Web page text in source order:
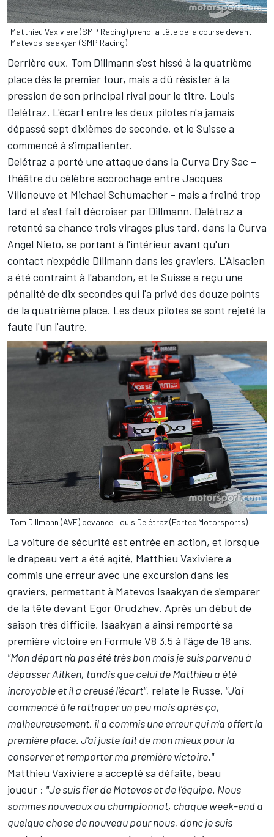
Matthieu Vaxiviere (SMP Racing) prend la tête de la course devant
Matevos Isaakyan (SMP Racing)
Derrière eux, Tom Dillmann s'est hissé à la quatrième
place dès le premier tour, mais a dû résister à la
pression de son principal rival pour le titre, Louis
Delétraz. L'écart entre les deux pilotes n'a jamais
dépassé sept dixièmes de seconde, et le Suisse a
commencé à s'impatienter.
Delétraz a porté une attaque dans la Curva Dry Sac –
théâtre du célèbre accrochage entre Jacques
Villeneuve et Michael Schumacher – mais a freiné trop
tard et s'est fait décroiser par Dillmann. Delétraz a
retenté sa chance trois virages plus tard, dans la Curva
Angel Nieto, se portant à l'intérieur avant qu'un
contact n'expédie Dillmann dans les graviers. L'Alsacien
a été contraint à l'abandon, et le Suisse a reçu une
pénalité de dix secondes qui l'a privé des douze points
de la quatrième place. Les deux pilotes se sont rejeté la
faute l'un l'autre.
Tom Dillmann (AVF) devance Louis Delétraz (Fortec Motorsports)
La voiture de sécurité est entrée en action, et lorsque
le drapeau vert a été agité, Matthieu Vaxiviere a
commis une erreur avec une excursion dans les
graviers, permettant à Matevos Isaakyan de s'emparer
de la tête devant Egor Orudzhev. Après un début de
saison très difficile, Isaakyan a ainsi remporté sa
première victoire en Formule V8 3.5 à l'âge de 18 ans.
"Mon départ n'a pas été très bon mais je suis parvenu à
dépasser Aitken, tandis que celui de Matthieu a été
incroyable et il a creusé l'écart", relate le Russe. "J'ai
commencé à le rattraper un peu mais après ça,
malheureusement, il a commis une erreur qui m'a offert la
première place. J'ai juste fait de mon mieux pour la
conserver et remporter ma première victoire."
Matthieu Vaxiviere a accepté sa défaite, beau
joueur : "Je suis fier de Matevos et de l'équipe. Nous
sommes nouveaux au championnat, chaque week-end a
quelque chose de nouveau pour nous, donc je suis